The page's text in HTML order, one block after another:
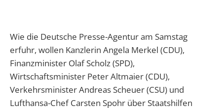
Wie die Deutsche Presse-Agentur am Samstag
erfuhr, wollen Kanzlerin Angela Merkel (CDU),
Finanzminister Olaf Scholz (SPD),
Wirtschaftsminister Peter Altmaier (CDU),
Verkehrsminister Andreas Scheuer (CSU) und
Lufthansa-Chef Carsten Spohr über Staatshilfen